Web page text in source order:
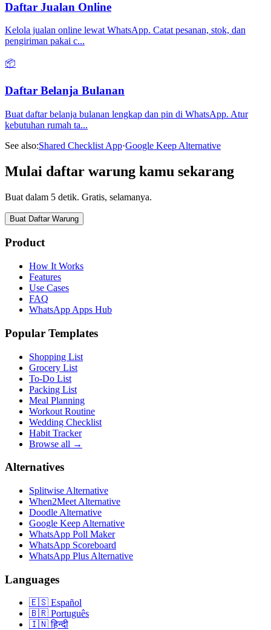
Daftar Jualan Online
Kelola jualan online lewat WhatsApp. Catat pesanan, stok, dan
pengiriman pakai c...
📦
Daftar Belanja Bulanan
Buat daftar belanja bulanan lengkap dan pin di WhatsApp. Atur
kebutuhan rumah ta...
See also:Shared Checklist App·Google Keep Alternative
Mulai daftar warung kamu sekarang
Buat dalam 5 detik. Gratis, selamanya.
Buat Daftar Warung
Product
How It Works
Features
Use Cases
FAQ
WhatsApp Apps Hub
Popular Templates
Shopping List
Grocery List
To-Do List
Packing List
Meal Planning
Workout Routine
Wedding Checklist
Habit Tracker
Browse all →
Alternatives
Splitwise Alternative
When2Meet Alternative
Doodle Alternative
Google Keep Alternative
WhatsApp Poll Maker
WhatsApp Scoreboard
WhatsApp Plus Alternative
Languages
🇪🇸 Español
🇧🇷 Português
🇮🇳 हिन्दी